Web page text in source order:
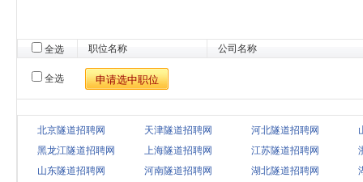
全选 职位名称 公司名称
全选
北京隧道招聘网 天津隧道招聘网 河北隧道招聘网
黑龙江隧道招聘网
上海隧道招聘网 江苏隧道招聘网
山东隧道招聘网
河南隧道招聘网 湖北隧道招聘网